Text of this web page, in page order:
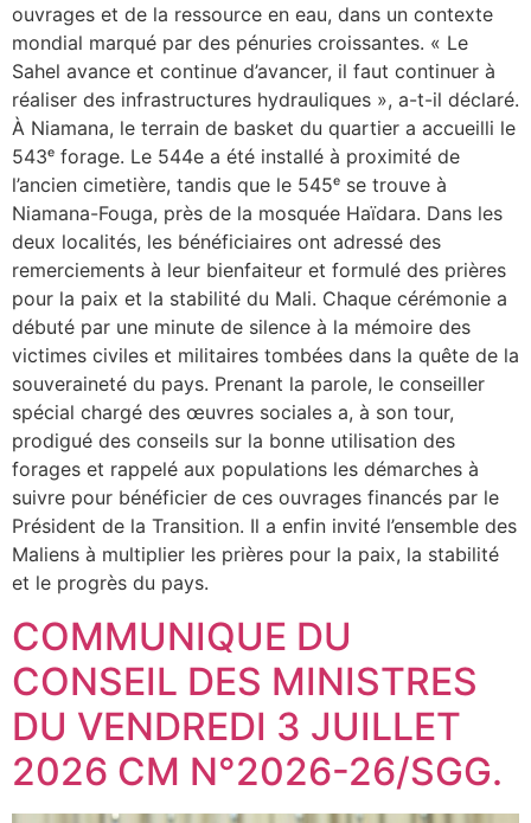
ouvrages et de la ressource en eau, dans un contexte
mondial marqué par des pénuries croissantes. « Le
Sahel avance et continue d’avancer, il faut continuer à
réaliser des infrastructures hydrauliques », a-t-il déclaré.
À Niamana, le terrain de basket du quartier a accueilli le
543ᵉ forage. Le 544e a été installé à proximité de
l’ancien cimetière, tandis que le 545ᵉ se trouve à
Niamana-Fouga, près de la mosquée Haïdara. Dans les
deux localités, les bénéficiaires ont adressé des
remerciements à leur bienfaiteur et formulé des prières
pour la paix et la stabilité du Mali. Chaque cérémonie a
débuté par une minute de silence à la mémoire des
victimes civiles et militaires tombées dans la quête de la
souveraineté du pays. Prenant la parole, le conseiller
spécial chargé des œuvres sociales a, à son tour,
prodigué des conseils sur la bonne utilisation des
forages et rappelé aux populations les démarches à
suivre pour bénéficier de ces ouvrages financés par le
Président de la Transition. Il a enfin invité l’ensemble des
Maliens à multiplier les prières pour la paix, la stabilité
et le progrès du pays.
COMMUNIQUE DU
CONSEIL DES MINISTRES
DU VENDREDI 3 JUILLET
2026 CM N°2026-26/SGG.